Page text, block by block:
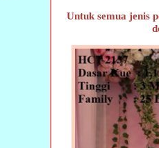
Untuk semua jenis